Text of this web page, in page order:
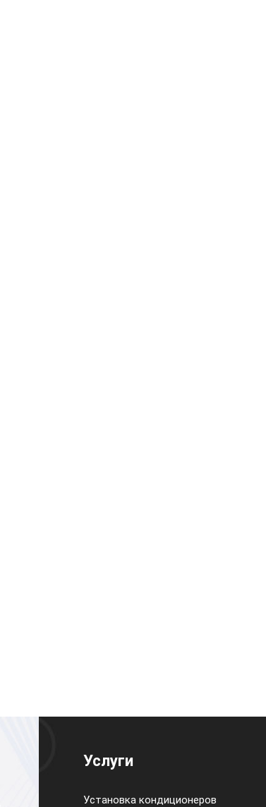
Услуги
Установка кондиционеров